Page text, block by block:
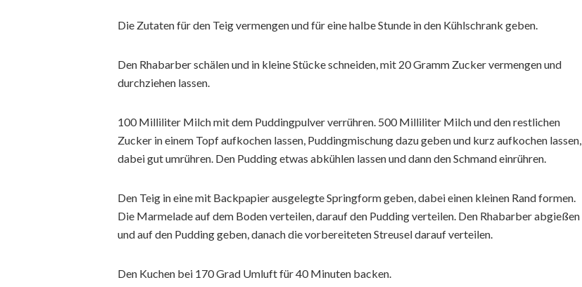
Die Zutaten für den Teig vermengen und für eine halbe Stunde in den Kühlschrank geben.
Den Rhabarber schälen und in kleine Stücke schneiden, mit 20 Gramm Zucker vermengen und
durchziehen lassen.
100 Milliliter Milch mit dem Puddingpulver verrühren. 500 Milliliter Milch und den restlichen
Zucker in einem Topf aufkochen lassen, Puddingmischung dazu geben und kurz aufkochen lassen,
dabei gut umrühren. Den Pudding etwas abkühlen lassen und dann den Schmand einrühren.
Den Teig in eine mit Backpapier ausgelegte Springform geben, dabei einen kleinen Rand formen.
Die Marmelade auf dem Boden verteilen, darauf den Pudding verteilen. Den Rhabarber abgießen
und auf den Pudding geben, danach die vorbereiteten Streusel darauf verteilen.
Den Kuchen bei 170 Grad Umluft für 40 Minuten backen.